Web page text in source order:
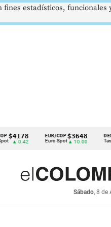
EUR/COP
Euro Spot
$3648
▲ 10.00 Tasa
Sábado, 8 de
estadísticos,